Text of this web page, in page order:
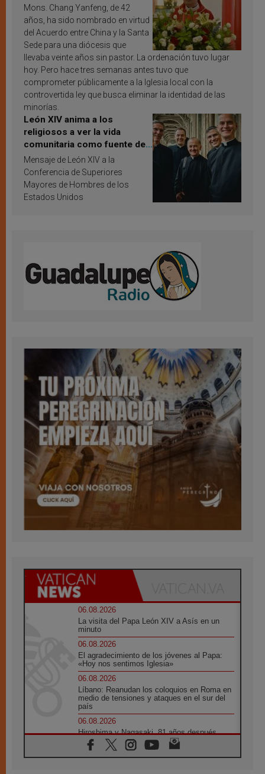
Mons. Chang Yanfeng, de 42
años, ha sido nombrado en virtud
del Acuerdo entre China y la Santa
Sede para una diócesis que
llevaba veinte años sin pastor. La ordenación tuvo lugar
hoy. Pero hace tres semanas antes tuvo que
comprometer públicamente a la Iglesia local con la
controvertida ley que busca eliminar la identidad de las
minorías.
León XIV anima a los
religiosos a ver la vida
comunitaria como fuente de
inspiración y santificación
Mensaje de León XIV a la
Conferencia de Superiores
Mayores de Hombres de los
Estados Unidos
06.08.2026
La visita del Papa León XIV a Asís en un
minuto
06.08.2026
El agradecimiento de los jóvenes al Papa:
«Hoy nos sentimos Iglesia»
06.08.2026
Líbano: Reanudan los coloquios en Roma en
medio de tensiones y ataques en el sur del
país
06.08.2026
Hiroshima y Nagasaki, 81 años después.
Comienzan "Diez Días Oración por la Paz"
06.08.2026